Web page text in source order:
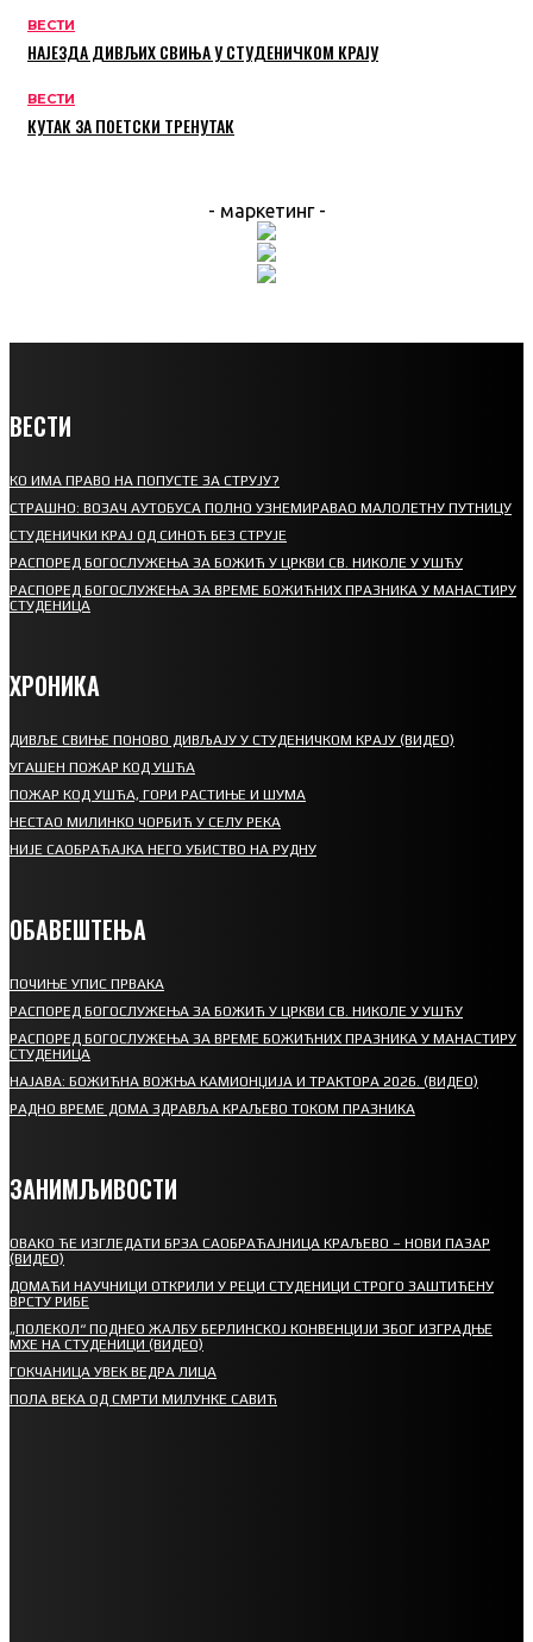
ВЕСТИ
НАЈЕЗДА ДИВЉИХ СВИЊА У СТУДЕНИЧКОМ КРАЈУ
ВЕСТИ
КУТАК ЗА ПОЕТСКИ ТРЕНУТАК
- маркетинг -
ВЕСТИ
КО ИМА ПРАВО НА ПОПУСТЕ ЗА СТРУЈУ?
СТРАШНО: ВОЗАЧ АУТОБУСА ПОЛНО УЗНЕМИРАВАО МАЛОЛЕТНУ ПУТНИЦУ
СТУДЕНИЧКИ КРАЈ ОД СИНОЋ БЕЗ СТРУЈЕ
РАСПОРЕД БОГОСЛУЖЕЊА ЗА БОЖИЋ У ЦРКВИ СВ. НИКОЛЕ У УШЋУ
РАСПОРЕД БОГОСЛУЖЕЊА ЗА ВРЕМЕ БОЖИЋНИХ ПРАЗНИКА У МАНАСТИРУ
СТУДЕНИЦА
ХРОНИКА
ДИВЉЕ СВИЊЕ ПОНОВО ДИВЉАЈУ У СТУДЕНИЧКОМ КРАЈУ (ВИДЕО)
УГАШЕН ПОЖАР КОД УШЋА
ПОЖАР КОД УШЋА, ГОРИ РАСТИЊЕ И ШУМА
НЕСТАО МИЛИНКО ЧОРБИЋ У СЕЛУ РЕКА
НИЈЕ САОБРАЋАЈКА НЕГО УБИСТВО НА РУДНУ
ОБАВЕШТЕЊА
ПОЧИЊЕ УПИС ПРВАКА
РАСПОРЕД БОГОСЛУЖЕЊА ЗА БОЖИЋ У ЦРКВИ СВ. НИКОЛЕ У УШЋУ
РАСПОРЕД БОГОСЛУЖЕЊА ЗА ВРЕМЕ БОЖИЋНИХ ПРАЗНИКА У МАНАСТИРУ
СТУДЕНИЦА
НАЈАВА: БОЖИЋНА ВОЖЊА КАМИОНЏИЈА И ТРАКТОРА 2026. (ВИДЕО)
РАДНО ВРЕМЕ ДОМА ЗДРАВЉА КРАЉЕВО ТОКОМ ПРАЗНИКА
ЗАНИМЉИВОСТИ
ОВАКО ЋЕ ИЗГЛЕДАТИ БРЗА САОБРАЋАЈНИЦА КРАЉЕВО – НОВИ ПАЗАР
(ВИДЕО)
ДОМАЋИ НАУЧНИЦИ ОТКРИЛИ У РЕЦИ СТУДЕНИЦИ СТРОГО ЗАШТИЋЕНУ
ВРСТУ РИБЕ
„ПОЛЕКОЛ“ ПОДНЕО ЖАЛБУ БЕРЛИНСКОЈ КОНВЕНЦИЈИ ЗБОГ ИЗГРАДЊЕ
МХЕ НА СТУДЕНИЦИ (ВИДЕО)
ГОКЧАНИЦА УВЕК ВЕДРА ЛИЦА
ПОЛА ВЕКА ОД СМРТИ МИЛУНКЕ САВИЋ